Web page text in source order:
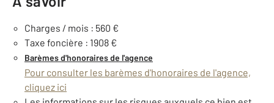
Charges / mois : 560 €
Taxe foncière : 1908 €
Barèmes d'honoraires de l'agence
Pour consulter les barèmes d'honoraires de l'agence,
cliquez ici